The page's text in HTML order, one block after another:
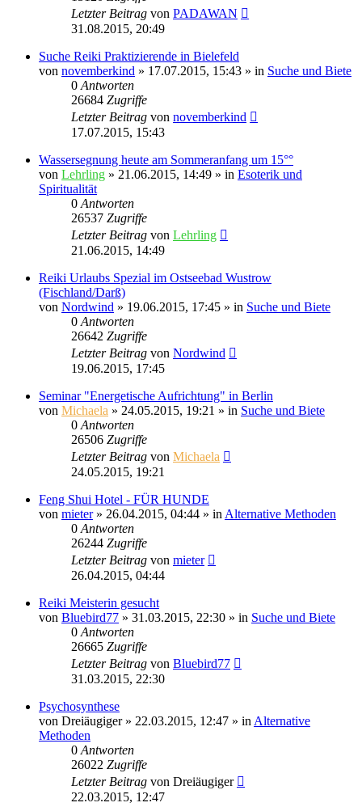
Letzter Beitrag von PADAWAN
31.08.2015, 20:49
Suche Reiki Praktizierende in Bielefeld
von novemberkind » 17.07.2015, 15:43 » in Suche und Biete
0 Antworten
26684 Zugriffe
Letzter Beitrag von novemberkind
17.07.2015, 15:43
Wassersegnung heute am Sommeranfang um 15°°
von Lehrling » 21.06.2015, 14:49 » in Esoterik und
Spiritualität
0 Antworten
26537 Zugriffe
Letzter Beitrag von Lehrling
21.06.2015, 14:49
Reiki Urlaubs Spezial im Ostseebad Wustrow
(Fischland/Darß)
von Nordwind » 19.06.2015, 17:45 » in Suche und Biete
0 Antworten
26642 Zugriffe
Letzter Beitrag von Nordwind
19.06.2015, 17:45
Seminar "Energetische Aufrichtung" in Berlin
von Michaela » 24.05.2015, 19:21 » in Suche und Biete
0 Antworten
26506 Zugriffe
Letzter Beitrag von Michaela
24.05.2015, 19:21
Feng Shui Hotel - FÜR HUNDE
von mieter» 26.04.2015, 04:44 » in Alternative Methoden
0 Antworten
26244 Zugriffe
Letzter Beitrag von mieter
26.04.2015, 04:44
Reiki Meisterin gesucht
von Bluebird77 » 31.03.2015, 22:30 » in Suche und Biete
0 Antworten
26665 Zugriffe
Letzter Beitrag von Bluebird77
31.03.2015, 22:30
Psychosynthese
von Dreiäugiger» 22.03.2015, 12:47 » in Alternative
Methoden
0 Antworten
26022 Zugriffe
Letzter Beitrag von Dreiäugiger
22.03.2015, 12:47